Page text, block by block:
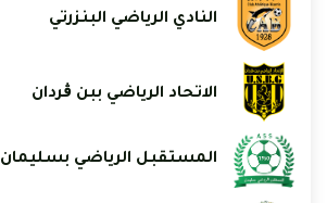
النادي الرياضي البنزرتي
الاتحاد الرياضي ببن ڨردان
المستقبل الرياضي بسليمان